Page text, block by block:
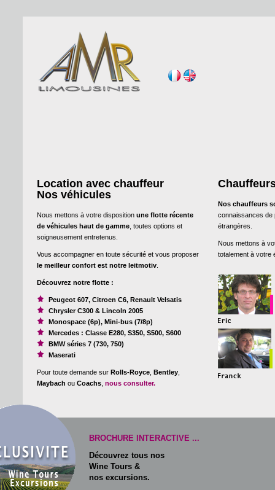
Location avec chauffeur
Nos véhicules
Nous mettons à votre disposition une flotte récente
de véhicules haut de gamme , toutes options et
soigneusement entretenus.
Vous accompagner en toute sécurité et vous proposer
le meilleur confort est notre leitmotiv
Découvrez notre flotte :
Peugeot 607, Citroen C6, Renault Velsatis
Chrysler C300 & Lincoln 2005
Monospace (6p), Mini-bus (7/8p)
Mercedes : Classe E280, S350, S500, S600
BMW séries 7 (730, 750)
Maserati
Pour toute demande sur Rolls-Royce Bentley
Maybach ou Coachs nous consulter.
Nos chauffeurs
connaissances de
étrangères.
Nous mettons à
totalement à votre
BROCHURE INTERACTIVE ...
Découvrez tous nos
Wine Tours &
nos excursions.